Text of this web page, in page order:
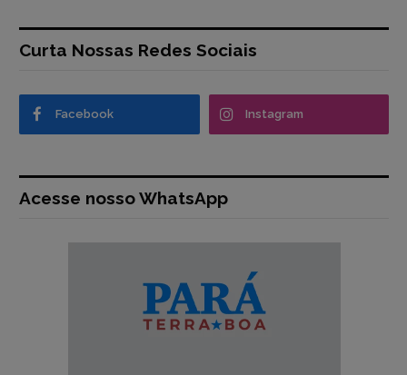
Curta Nossas Redes Sociais
Facebook Instagram
Acesse nosso WhatsApp